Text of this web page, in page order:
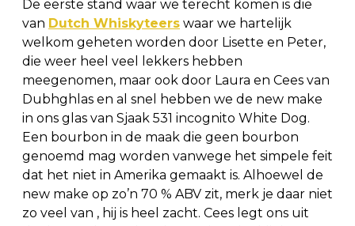
De eerste stand waar we terecht komen is die
van Dutch Whiskyteers waar we hartelijk
welkom geheten worden door Lisette en Peter,
die weer heel veel lekkers hebben
meegenomen, maar ook door Laura en Cees van
Dubhghlas en al snel hebben we de new make
in ons glas van Sjaak 531 incognito White Dog.
Een bourbon in de maak die geen bourbon
genoemd mag worden vanwege het simpele feit
dat het niet in Amerika gemaakt is. Alhoewel de
new make op zo’n 70 % ABV zit, merk je daar niet
zo veel van , hij is heel zacht. Cees legt ons uit